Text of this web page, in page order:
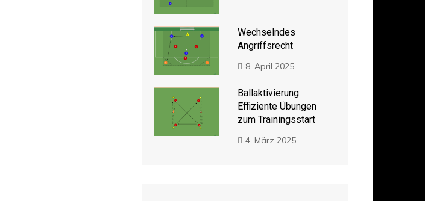
Wechselndes
Angriffsrecht
8. April 2025
Ballaktivierung:
Effiziente Übungen
zum Trainingsstart
4. März 2025